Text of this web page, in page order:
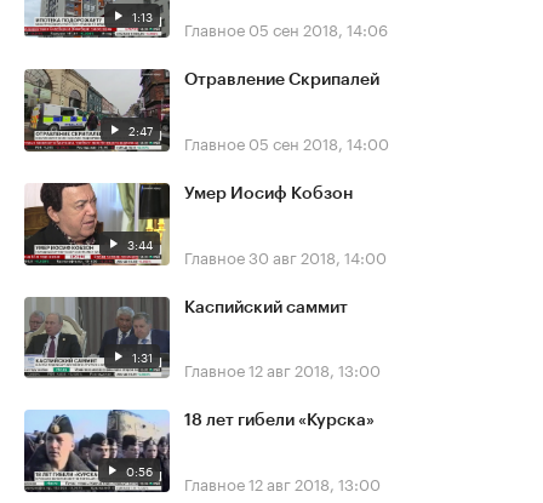
1:13 Главное 05 сен 2018, 14:06
2:47
Отравление Скрипалей
Главное 05 сен 2018, 14:00
3:44
Умер Иосиф Кобзон
Главное30 авг 2018, 14:00
1:31
Каспийский саммит
Главное12 авг 2018, 13:00
0:56
18 лет гибели «Курска»
Главное12 авг 2018, 13:00